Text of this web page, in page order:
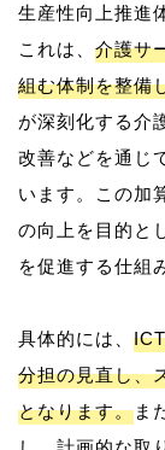
生産性向上推進
これは、 介護サ
組む体制を整備
が深刻化する介
改善などを通じ
います。この加
の向上を目的と
を促進する仕組
具体的には、
分担の見直し、
となります。ま